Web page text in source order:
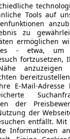
Tools auf
zu
ermöglichen
- etwa, um
fortzusetzen,
anzuzeigen
E-Mail-Adresse
der
der
entfällt. Mit
Informationen